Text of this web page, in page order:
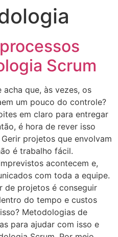
Scrum
que, às vezes, os
um pouco do controle?
em claro para entregar
é hora de rever isso
projetos que envolvam
é trabalho fácil.
acontecem e,
com toda a equipe.
de projetos é conseguir
do tempo e custos
Metodologias de
para ajudar com isso e